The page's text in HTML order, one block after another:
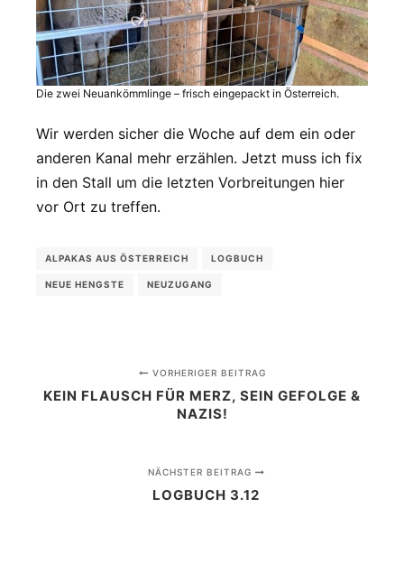
Die zwei Neuankömmlinge – frisch eingepackt in Österreich.
Wir werden sicher die Woche auf dem ein oder
anderen Kanal mehr erzählen. Jetzt muss ich fix
in den Stall um die letzten Vorbreitungen hier
vor Ort zu treffen.
ALPAKAS AUS ÖSTERREICH LOGBUCH
NEUE HENGSTE NEUZUGANG
VORHERIGER BEITRAG
KEIN FLAUSCH FÜR MERZ, SEIN GEFOLGE &
NAZIS!
NÄCHSTER BEITRAG
LOGBUCH 3.12